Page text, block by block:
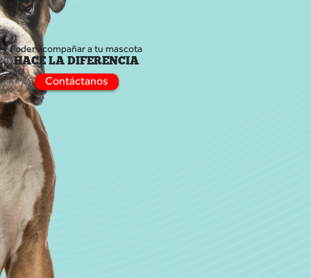
Poder acompañar a tu mascota
HACE LA DIFERENCIA
Contáctanos